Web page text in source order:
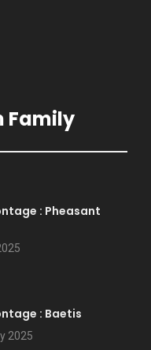
Family
: Pheasant
: Baetis
2025